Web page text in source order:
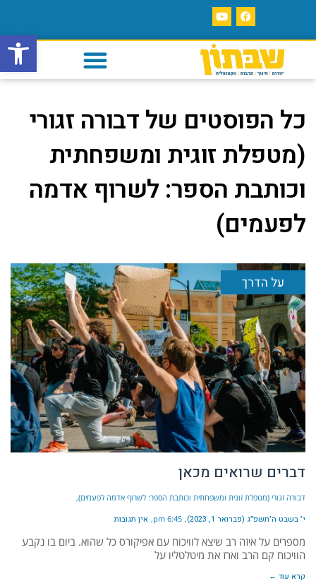
פתח
כל הפוסטים שלדבורה זגורי
(מטפלת זוגית ומשפחתית
וכותבת הספר: לשרוף אדמה
לפעמים)
על הדרך
דברים שרואים מכאן
דבורה זגורי (מטפלת זוגית ומשפחתית וכותבת הספר: לשרוף אדמה לפעמים)
י׳ בשבט ה׳תשפ״ג (פברואר 1, 2023) 6:45 pm אין תגובות
מספרים על איזה רב שיצא לוויכוח עם אפיקורס כל שהוא. ביום בו נקבע
הוויכוח קם הרב וארז את מיטלטליו על
קרא עוד ←